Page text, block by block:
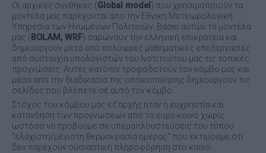
Οι αρχικές συνθήκες (Global model ) που χρησιμοποιούν τα
μοντέλα μας παρέχονται απο την Εθνική Μετεωρολογική
Υπηρεσία των Ηνωμένων Πολιτειών. Βάσει αυτών τα μοντέλα
μας ( BOLAM, WRF) σαρώνουν την ελληνική επικράτεια και
δημιουργούν μετά από πολύωρες μαθηματικές επεξεργασίες
από συστοιχία υπολογιστών του Ινστιτούτου μας τις τοπικές
προγνώσεις. Αυτές κατόπιν τροφοδοτούν τον κόμβο μας και
μέσα από την διαδικασία της οπτικοποίησης δημιουργούν τις
σελίδες που βλέπετε σε αυτό τον κόμβο.
Στόχος του κόμβου μας εξ'αρχής ήταν η ευχρηστία και
κατανόηση των προγνώσεων από το ευρύ κοινό χωρίς
ωστόσο να προβούμε σε υπεραπλουστεύσεις του τύπου
"ελάχιστη/μέγιστη θερμοκρασία ημέρας" που εκτιμούμε ότι
δεν παρέχουν ουσιαστική πληροφόρηση στο κοινό.